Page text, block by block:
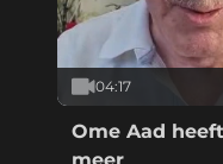
04:17
Ome Aad